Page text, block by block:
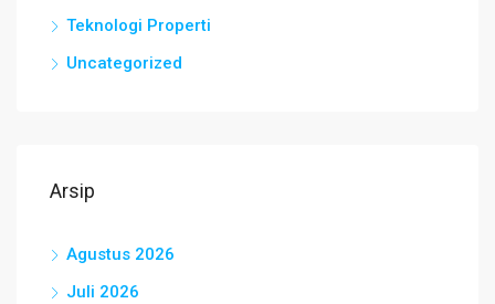
Teknologi Properti
Uncategorized
Arsip
Agustus 2026
Juli 2026